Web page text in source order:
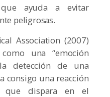
ayuda a evitar
peligrosas.
Association (2007)
una “emoción
detección de una
consigo una reacción
que dispara en el